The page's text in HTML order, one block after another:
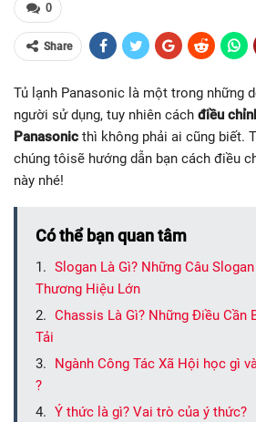
0
Share
Tủ lạnh Panasonic là một trong những
người sử dụng, tuy nhiên cách điều
Panasonic thì không phải ai cũng biết.
chúng tôisẽ hướng dẫn bạn cách điều
này nhé!
Có thể bạn quan tâm
Slogan Là Gì? Những Câu
Thương Hiệu Lớn
Chassis Là Gì? Những Điều Cần
Tải
Ngành Công Tác Xã Hội học gì
?
Ý thức là gì? Vai trò của ý thức?